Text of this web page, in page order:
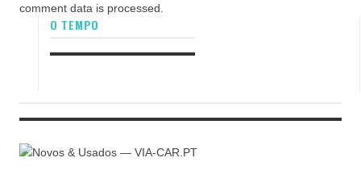
comment data is processed.
O TEMPO